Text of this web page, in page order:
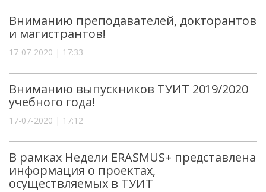
Вниманию преподавателей, докторантов
и магистрантов!
17-07-2020 | 17:33
Вниманию выпускников ТУИТ 2019/2020
учебного года!
17-07-2020 | 17:12
В рамках Недели ERASMUS+ представлена
информация о проектах,
осуществляемых в ТУИТ